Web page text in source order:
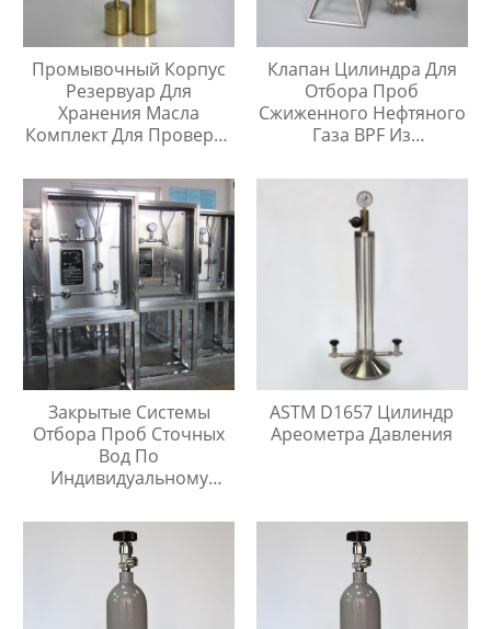
Промывочный Корпус
Резервуар Для
Хранения Масла
Комплект Для Проверки
Клапан Цилиндра Для
Отбора Проб
Сжиженного Нефтяного
Газа BPF Из
Закрытые Системы
Отбора Проб Сточных
Вод По
Индивидуальному
ASTM D1657 Цилиндр
Ареометра Давления